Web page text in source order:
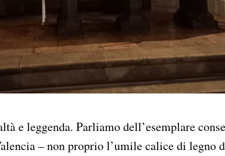
e leggenda. Parliamo dell’esemplare
– non proprio l’umile calice di legno